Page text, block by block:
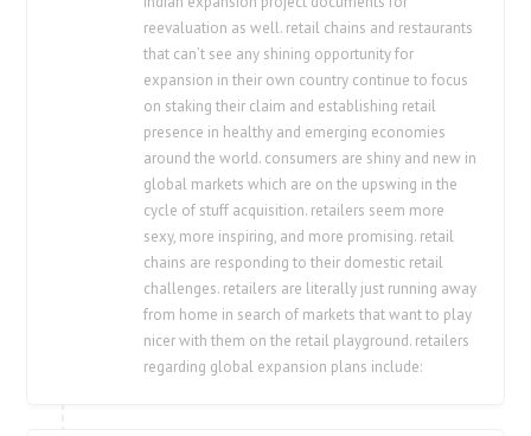
reevaluation as well. retail chains and restaurants
that can’t see any shining opportunity for
expansion in their own country continue to focus
on staking their claim and establishing retail
presence in healthy and emerging economies
around the world. consumers are shiny and new in
global markets which are on the upswing in the
cycle of stuff acquisition. retailers seem more
sexy, more inspiring, and more promising. retail
chains are responding to their domestic retail
challenges. retailers are literally just running away
from home in search of markets that want to play
nicer with them on the retail playground. retailers
regarding global expansion plans include: